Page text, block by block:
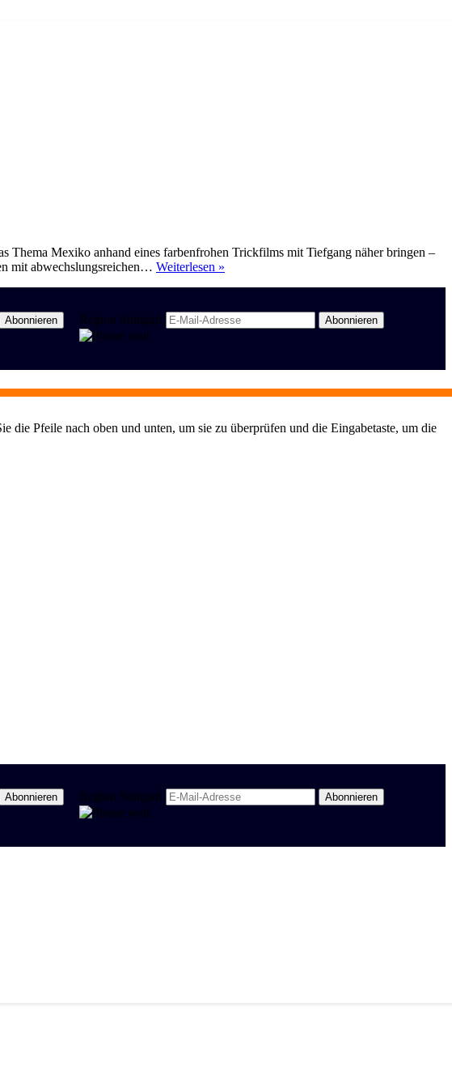
die Pfeile nach oben und unten, um sie zu überprüfen und die Eingabetaste, um die
Thema Mexiko anhand eines farbenfrohen Trickfilms mit Tiefgang näher bringen –
mit abwechslungsreichen… Weiterlesen »
Spanisch-
Unterricht
Region Stuttgart
Region Stuttgart